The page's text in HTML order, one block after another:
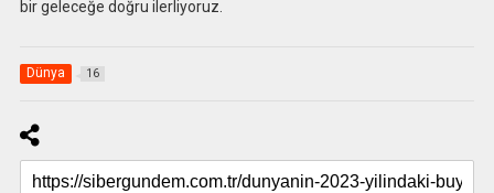
bir geleceğe doğru ilerliyoruz.
Dünya 16